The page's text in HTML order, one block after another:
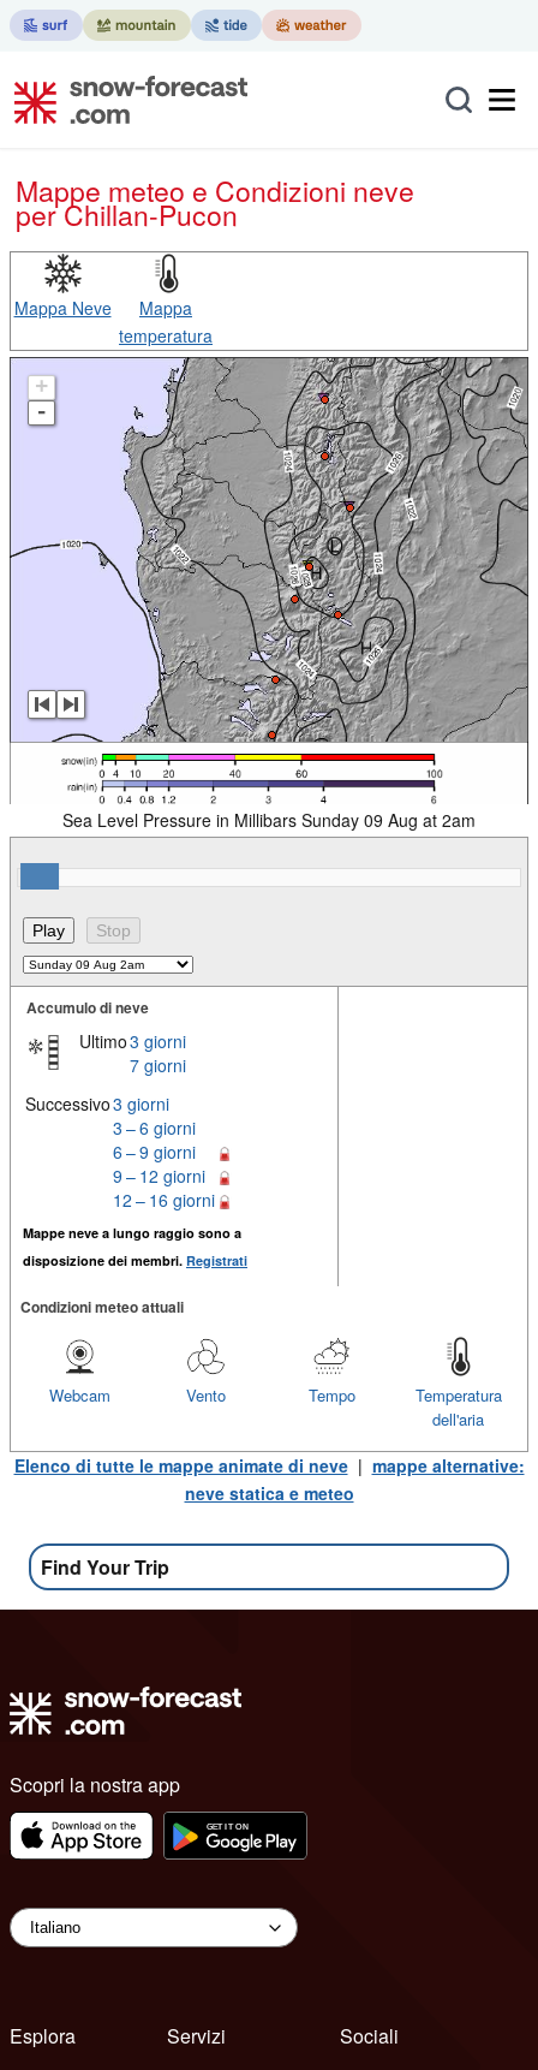
Mappe meteo e Condizioni neve
per Chillan-Pucon
Mappa Neve
Mappa
temperatura
+
-
Sea Level Pressure in Millibars Sunday 09 Aug at 2am
Accumulo di neve
Ultimo3 giorni
7 giorni
Successivo3 giorni
3 – 6 giorni
6 – 9 giorni
9 – 12 giorni
12 – 16 giorni
Mappe neve a lungo raggio sono a
disposizione dei membri. Registrati
Condizioni meteo attuali
Temperatura
dell'aria
Tempo
Vento
Webcam
Elenco di tutte le mappe animate di neve| mappe alternative:
neve statica e meteo
Find Your Trip
Scopri la nostra app
Esplora
Servizi
Sociali